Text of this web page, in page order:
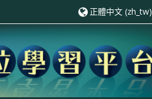
正體中文 ‎(zh_tw)‎